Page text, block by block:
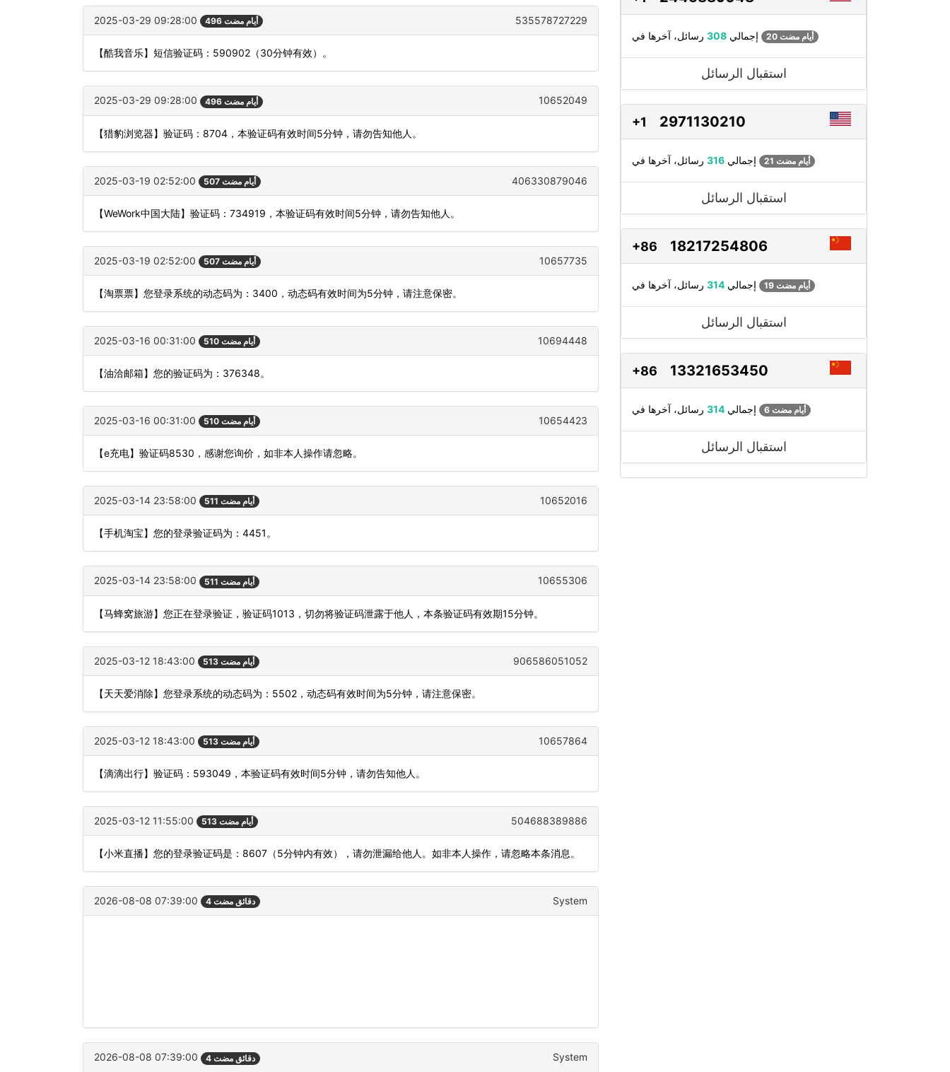
2025-03-29 09:28:00 496 أيام مضت 535578727229
【酷我音乐】短信验证码：590902（30分钟有效）。
2025-03-29 09:28:00 496 أيام مضت 10652049
【猎豹浏览器】验证码：8704，本验证码有效时间5分钟，请勿告知他人。
2025-03-19 02:52:00 507 أيام مضت 406330879046
【WeWork中国大陆】验证码：734919，本验证码有效时间5分钟，请勿告知他人。
2025-03-19 02:52:00 507 أيام مضت 10657735
【淘票票】您登录系统的动态码为：3400，动态码有效时间为5分钟，请注意保密。
2025-03-16 00:31:00 510 أيام مضت 10694448
【油洽邮箱】您的验证码为：376348。
2025-03-16 00:31:00 510 أيام مضت 10654423
【e充电】验证码8530，感谢您询价，如非本人操作请忽略。
2025-03-14 23:58:00 511 أيام مضت 10652016
【手机淘宝】您的登录验证码为：4451。
2025-03-14 23:58:00 511 أيام مضت 10655306
【马蜂窝旅游】您正在登录验证，验证码1013，切勿将验证码泄露于他人，本条验证码有效期15分钟。
2025-03-12 18:43:00 513 أيام مضت 906586051052
【天天爱消除】您登录系统的动态码为：5502，动态码有效时间为5分钟，请注意保密。
2025-03-12 18:43:00 513 أيام مضت 10657864
【滴滴出行】验证码：593049，本验证码有效时间5分钟，请勿告知他人。
2025-03-12 11:55:00 513 أيام مضت 504688389886
【小米直播】您的登录验证码是：8607（5分钟内有效），请勿泄漏给他人。如非本人操作，请忽略本条消息。
2026-08-08 07:39:00 4 دقائق مضت System
2026-08-08 07:39:00 4 دقائق مضت System
إجمالي 308 20 أيام مضت
استقبال الرسائل
+1 2971130210
إجمالي 316 21 أيام مضت
استقبال الرسائل
+86 18217254806
إجمالي 314 19 أيام مضت
استقبال الرسائل
+86 13321653450
إجمالي 314 6 أيام مضت
استقبال الرسائل